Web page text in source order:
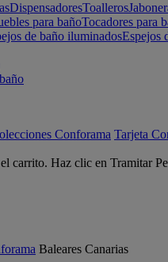
DispensadoresToalleros
para bañoTocadores para
de baño iluminadosEspejos
Conforama Tarjeta
carrito. Haz clic en Tramitar
Baleares Canarias